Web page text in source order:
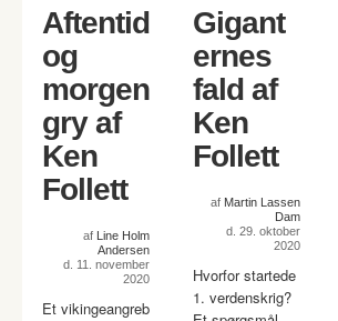
Aftentid
og
morgen
gry af
Ken
Follett
af Line Holm
Andersen
d. 11. november
2020
Et vikingeangreb
Gigant
ernes
fald af
Ken
Follett
af Martin Lassen
Dam
d. 29. oktober
2020
Hvorfor startede
1. verdenskrig?